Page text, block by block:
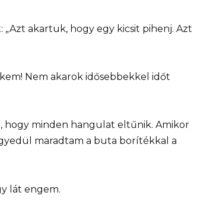
akartuk, hogy egy kicsit pihenj. Azt
Nem akarok idősebbekkel időt
hogy minden hangulat eltűnik. Amikor
maradtam a buta borítékkal a
lát engem.